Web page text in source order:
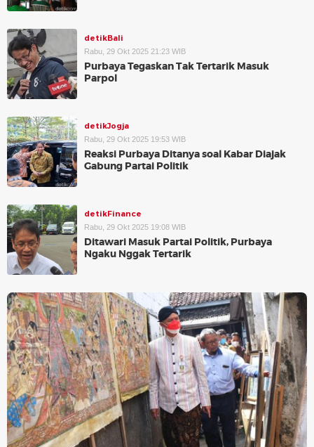
detikBali
Rabu, 29 Okt 2025 21:23 WIB
Purbaya Tegaskan Tak Tertarik Masuk
Parpol
detikJogja
Rabu, 29 Okt 2025 19:53 WIB
Reaksi Purbaya Ditanya soal Kabar Diajak
Gabung Partai Politik
detikFinance
Rabu, 29 Okt 2025 19:08 WIB
Ditawari Masuk Partai Politik, Purbaya
Ngaku Nggak Tertarik